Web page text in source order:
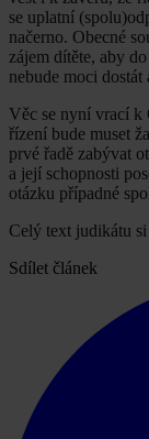
se uplatní
načerno. Obecné
zájem dítěte, aby
nebude moci
Věc se nyní vrací k
řízení bude muset
prvé řadě zabývat
a její schopnosti
otázku případné
Celý text judikátu
Sdílet článek